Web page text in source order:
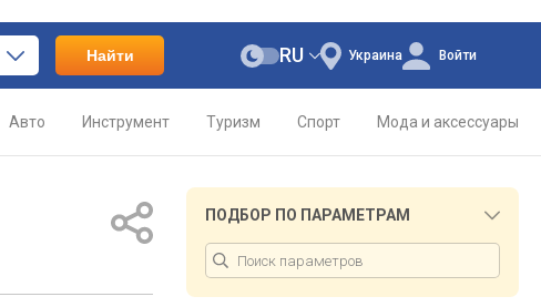
Найти Украина
RU Войти
Авто Инструмент Туризм Спорт Мода и аксессуары
ПОДБОР ПО ПАРАМЕТРАМ